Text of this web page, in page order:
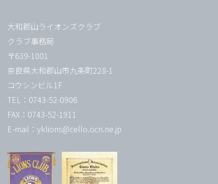
大和郡山ライオンズクラブ
クラブ事務局
〒639-1001
奈良県大和郡山市九条町228-1
コウシンビル1F
TEL：0743-52-0906
FAX：0743-52-1911
E-mail：yklions@cello.ocn.ne.jp